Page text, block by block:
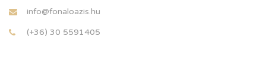
info@fonaloazis.hu
(+36) 30 5591405